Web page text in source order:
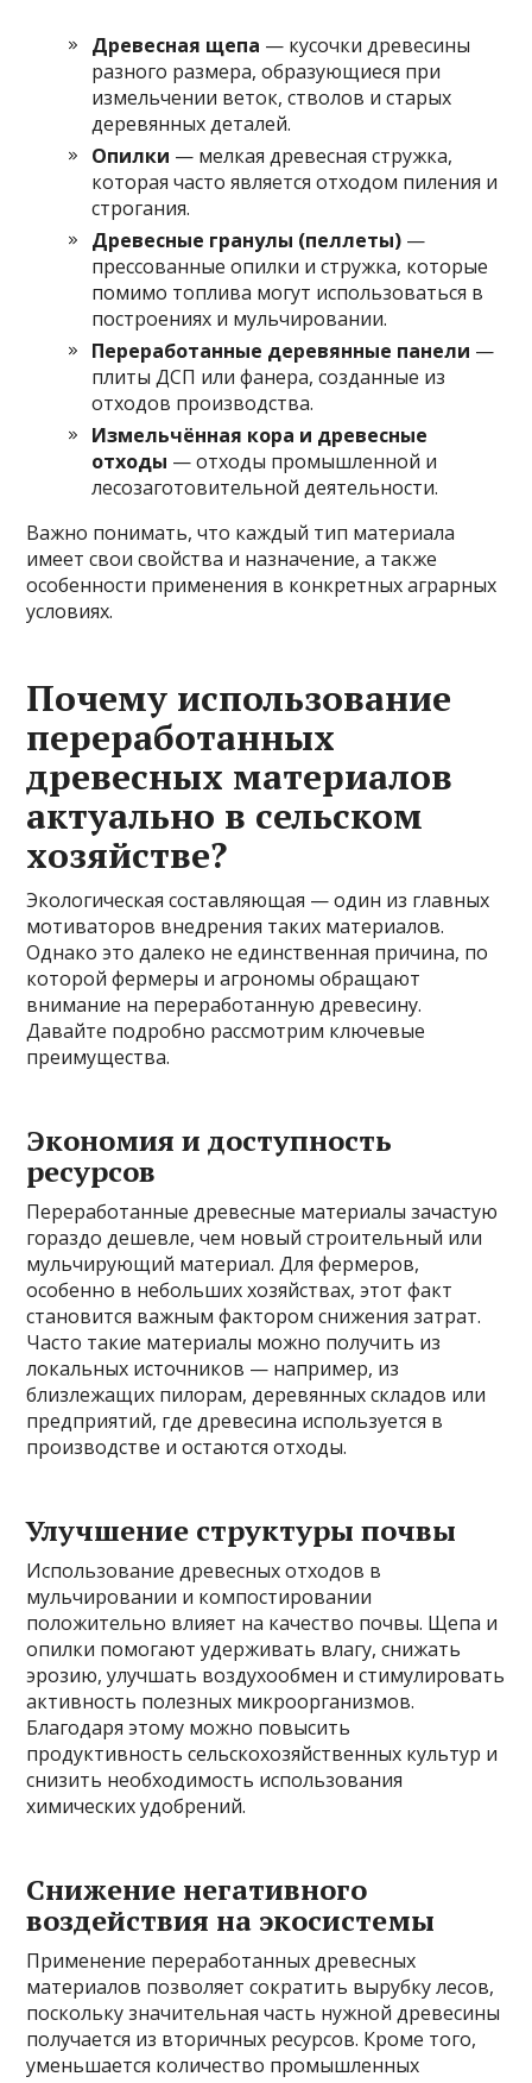
Древесная щепа — кусочки древесины
разного размера, образующиеся при
измельчении веток, стволов и старых
деревянных деталей.
Опилки — мелкая древесная стружка,
которая часто является отходом пиления и
строгания.
Древесные гранулы (пеллеты) —
прессованные опилки и стружка, которые
помимо топлива могут использоваться в
построениях и мульчировании.
Переработанные деревянные панели —
плиты ДСП или фанера, созданные из
отходов производства.
Измельчённая кора и древесные
отходы — отходы промышленной и
лесозаготовительной деятельности.
Важно понимать, что каждый тип материала
имеет свои свойства и назначение, а также
особенности применения в конкретных аграрных
условиях.
Почему использование
переработанных
древесных материалов
актуально в сельском
хозяйстве?
Экологическая составляющая — один из главных
мотиваторов внедрения таких материалов.
Однако это далеко не единственная причина, по
которой фермеры и агрономы обращают
внимание на переработанную древесину.
Давайте подробно рассмотрим ключевые
преимущества.
Экономия и доступность
ресурсов
Переработанные древесные материалы зачастую
гораздо дешевле, чем новый строительный или
мульчирующий материал. Для фермеров,
особенно в небольших хозяйствах, этот факт
становится важным фактором снижения затрат.
Часто такие материалы можно получить из
локальных источников — например, из
близлежащих пилорам, деревянных складов или
предприятий, где древесина используется в
производстве и остаются отходы.
Улучшение структуры почвы
Использование древесных отходов в
мульчировании и компостировании
положительно влияет на качество почвы. Щепа и
опилки помогают удерживать влагу, снижать
эрозию, улучшать воздухообмен и стимулировать
активность полезных микроорганизмов.
Благодаря этому можно повысить
продуктивность сельскохозяйственных культур и
снизить необходимость использования
химических удобрений.
Снижение негативного
воздействия на экосистемы
Применение переработанных древесных
материалов позволяет сократить вырубку лесов,
поскольку значительная часть нужной древесины
получается из вторичных ресурсов. Кроме того,
уменьшается количество промышленных